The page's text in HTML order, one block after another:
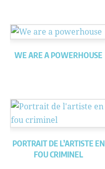
WE ARE A POWERHOUSE
PORTRAIT DE L’ARTISTE EN
FOU CRIMINEL